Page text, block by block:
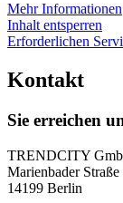
Mehr Informationen
Inhalt entsperren
Erforderlichen
Kontakt
Sie erreichen
TRENDCITY
Marienbader Straße
14199 Berlin